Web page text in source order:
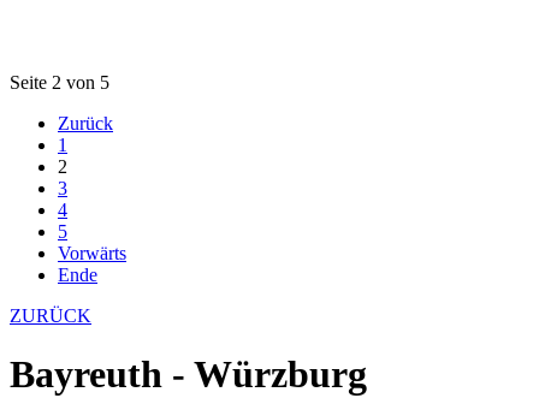
Seite 2 von 5
Zurück
1
2
3
4
5
Vorwärts
Ende
ZURÜCK
Bayreuth - Würzburg